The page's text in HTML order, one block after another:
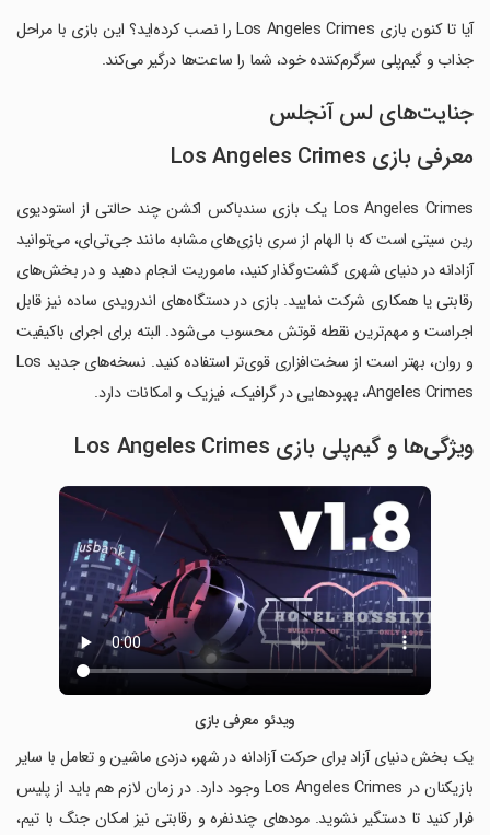
آیا تا کنون بازی Los Angeles Crimes را نصب کرده‌اید؟ این بازی با مراحل
جذاب و گیم‌پلی سرگرم‌کننده خود، شما را ساعت‌ها درگیر می‌کند.
جنایت‌های لس آنجلس
معرفی بازی Los Angeles Crimes
Los Angeles Crimes یک بازی سندباکس اکشن چند حالتی از استودیوی
رین سیتی است که با الهام از سری بازی‌های مشابه مانند جی‌تی‌ای، می‌توانید
آزادانه در دنیای شهری گشت‌وگذار کنید، ماموریت انجام دهید و در بخش‌های
رقابتی یا همکاری شرکت نمایید. بازی در دستگاه‌های اندرویدی ساده نیز قابل
اجراست و مهم‌ترین نقطه قوتش محسوب می‌شود. البته برای اجرای باکیفیت
و روان، بهتر است از سخت‌افزاری قوی‌تر استفاده کنید. نسخه‌های جدید Los
Angeles Crimes، بهبودهایی در گرافیک، فیزیک و امکانات دارد.
ویژگی‌ها و گیم‌پلی بازی Los Angeles Crimes
ویدئو معرفی بازی
یک بخش دنیای آزاد برای حرکت آزادانه در شهر، دزدی ماشین و تعامل با سایر
بازیکنان در Los Angeles Crimes وجود دارد. در زمان لازم هم باید از پلیس
فرار کنید تا دستگیر نشوید. مودهای چندنفره و رقابتی نیز امکان جنگ با تیم،